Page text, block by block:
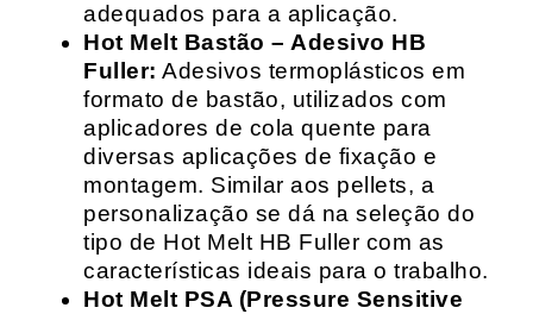
adequados para a aplicação.
Hot Melt Bastão – Adesivo HB
Fuller: Adesivos termoplásticos em
formato de bastão, utilizados com
aplicadores de cola quente para
diversas aplicações de fixação e
montagem. Similar aos pellets, a
personalização se dá na seleção do
tipo de Hot Melt HB Fuller com as
características ideais para o trabalho.
Hot Melt PSA (Pressure Sensitive